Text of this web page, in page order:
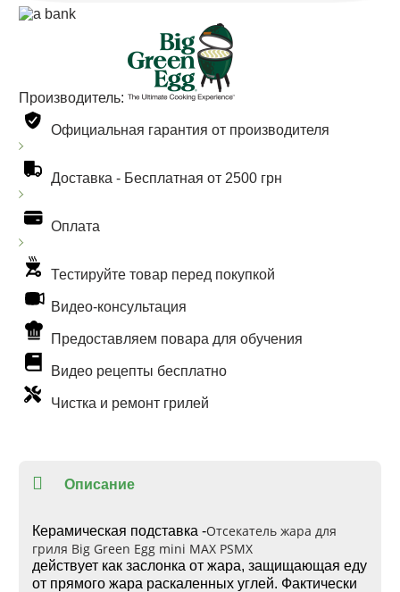
Производитель:
Официальная гарантия от производителя
Доставка - Бесплатная от 2500 грн
Оплата
Тестируйте товар перед покупкой
Видео-консультация
Предоставляем повара для обучения
Видео рецепты бесплатно
Чистка и ремонт грилей
Описание
Керамическая подставка -Отсекатель жара для
гриля Big Green Egg mini MAX PSMX
действует как заслонка от жара, защищающая еду
от прямого жара раскаленных углей. Фактически